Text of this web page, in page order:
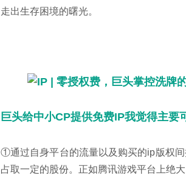
走出生存困境的曙光。
巨头给中小CP提供免费IP我觉得主要
①通过自身平台的流量以及购买的ip版权
占取一定的股份。正如腾讯游戏平台上绝